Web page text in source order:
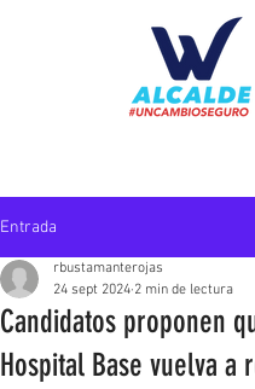
Entrada
Candidatos proponen
Hospital Base vuelva a
rbustamanterojas
24 sept 2024 2 min de lectura